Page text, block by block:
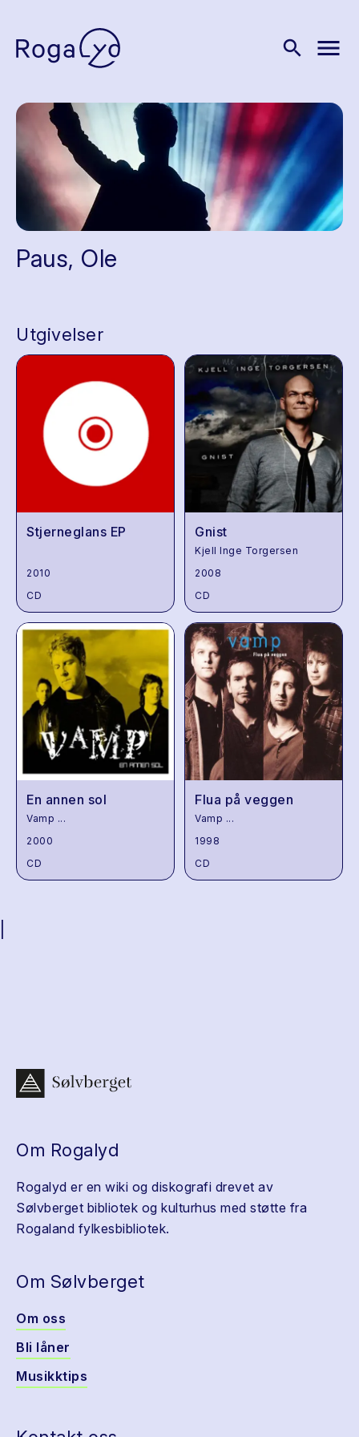
search menu
Paus, Ole
Utgivelser
Stjerneglans EP
2010
CD
Gnist
Kjell Inge Torgersen
2008
CD
En annen sol
Vamp ...
2000
CD
Flua på veggen
Vamp ...
1998
CD
Om Rogalyd
Rogalyd er en wiki og diskografi drevet av
Sølvberget bibliotek og kulturhus med støtte fra
Rogaland fylkesbibliotek.
Om Sølvberget
Om oss
Bli låner
Musikktips